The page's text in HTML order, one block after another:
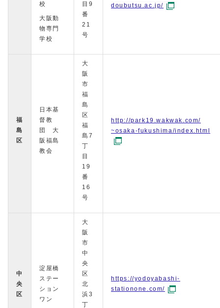
校
大阪動
物専門
学校
目9
番
21
号
doubutsu.ac.jp/
福
島
区
日本基
督教
団 大
阪福島
教会
大
阪
市
福
島
区
福
島7
丁
目
19
番
16
号
http://park19.wakwak.com/
~osaka-fukushima/index.html
中
央
区
淀屋橋
ステー
ション
ワン
大
阪
市
中
央
区
北
浜3
丁
https://yodoyabashi-
stationone.com/